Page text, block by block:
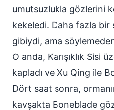
umutsuzlukla gözlerini
kekeledi. Daha fazla
gibiydi, ama söylemeden
O anda, Karışıklık Sisi
kapladı ve Xu Qing ile
Dört saat sonra,
kavşakta Boneblade